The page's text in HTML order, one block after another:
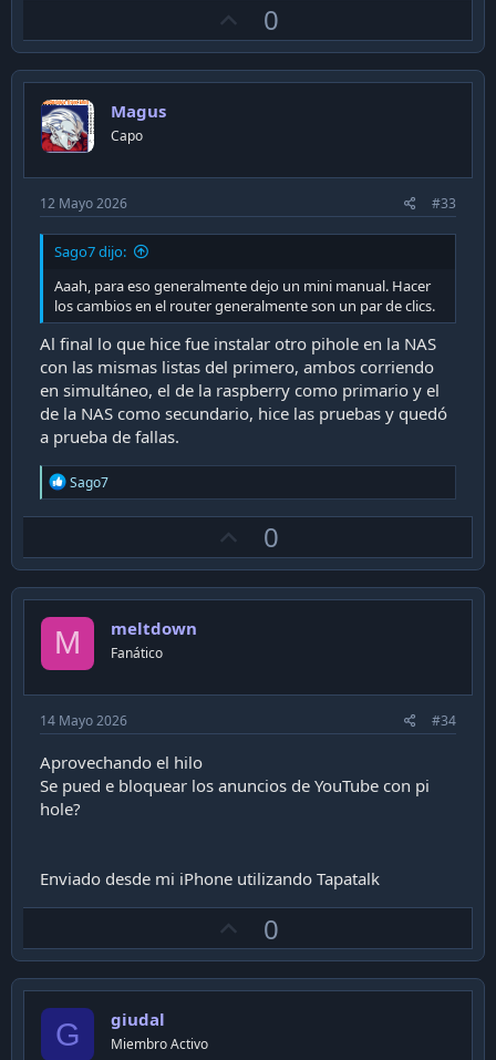
p
v
0
Magus
Capo
12 Mayo 2026 #33
Sago7 dijo:
Aaah, para eso generalmente dejo un mini manual. Hacer
los cambios en el router generalmente son un par de clics.
Al final lo que hice fue instalar otro pihole en la NAS
con las mismas listas del primero, ambos corriendo
en simultáneo, el de la raspberry como primario y el
de la NAS como secundario, hice las pruebas y quedó
a prueba de fallas.
R
e
a
i
o
n
s
:
Sago7
p
v
0
M meltdown
Fanático
14 Mayo 2026 #34
Aprovechando el hilo
Se pued e bloquear los anuncios de YouTube con pi
hole?
Enviado desde mi iPhone utilizando Tapatalk
p
v
0
G giudal
Miembro Activo